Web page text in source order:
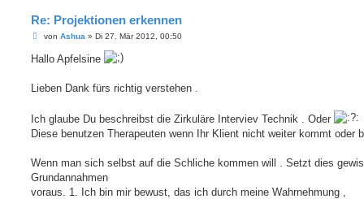
Re: Projektionen erkennen
B
t
a
g
von Ashua » Di 27. Mär 2012, 00:50
Hallo Apfelsine
Lieben Dank fürs richtig verstehen .
Ich glaube Du beschreibst die Zirkuläre Interviev Technik . Oder
Diese benutzen Therapeuten wenn Ihr Klient nicht weiter kommt oder
Wenn man sich selbst auf die Schliche kommen will . Setzt dies
Grundannahmen
voraus. 1. Ich bin mir bewust, das ich durch meine Wahrnehmung ,